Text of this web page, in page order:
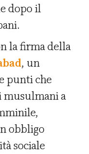
dopo il
la firma della
, un
punti che
musulmani a
obbligo
sociale